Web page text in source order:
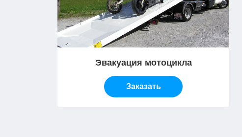
Эвакуация мотоцикла
Заказать